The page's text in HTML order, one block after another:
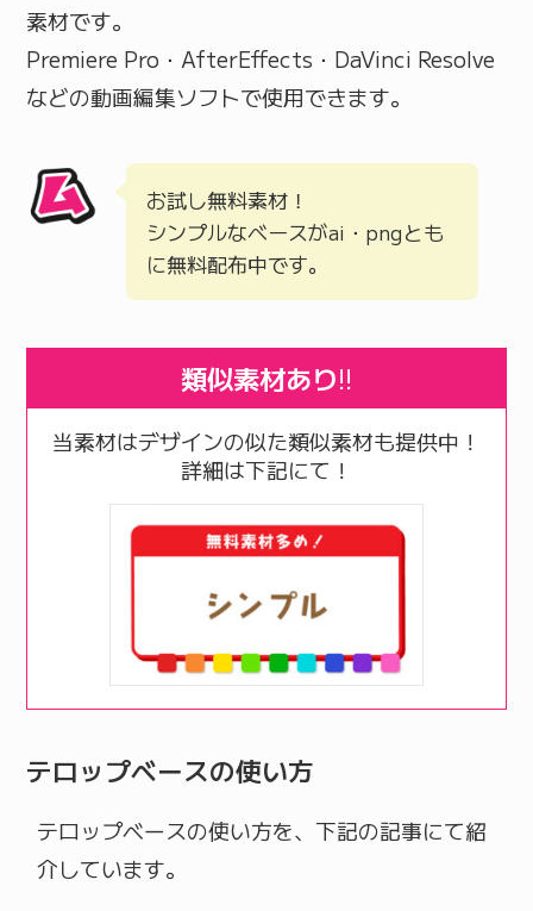
素材です。
Premiere Pro・AfterEffects・DaVinci Resolve
などの動画編集ソフトで使用できます。
お試し無料素材！
シンプルなベースがai・pngとも
に無料配布中です。
類似素材あり!!
当素材はデザインの似た類似素材も提供中！
詳細は下記にて！
テロップベースの使い方
テロップベースの使い方を、下記の記事にて紹
介しています。